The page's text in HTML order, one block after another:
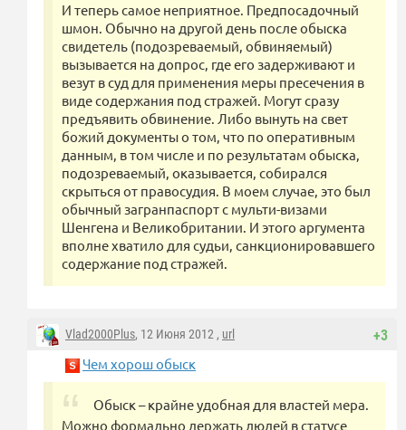
И теперь самое неприятное. Предпосадочный
шмон. Обычно на другой день после обыска
свидетель (подозреваемый, обвиняемый)
вызывается на допрос, где его задерживают и
везут в суд для применения меры пресечения в
виде содержания под стражей. Могут сразу
предъявить обвинение. Либо вынуть на свет
божий документы о том, что по оперативным
данным, в том числе и по результатам обыска,
подозреваемый, оказывается, собирался
скрыться от правосудия. В моем случае, это был
обычный загранпаспорт с мульти-визами
Шенгена и Великобритании. И этого аргумента
вполне хватило для судьи, санкционировавшего
содержание под стражей.
+3
Vlad2000Plus, 12 Июня 2012 , url
Чем хорош обыск
Обыск – крайне удобная для властей мера.
Можно формально держать людей в статусе